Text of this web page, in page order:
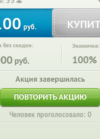
руб.
без скидки:
руб.
Экономия:
100%
Акция завершилась
ПОВТОРИТЬ АКЦИЮ
Человек проголосовало: 0